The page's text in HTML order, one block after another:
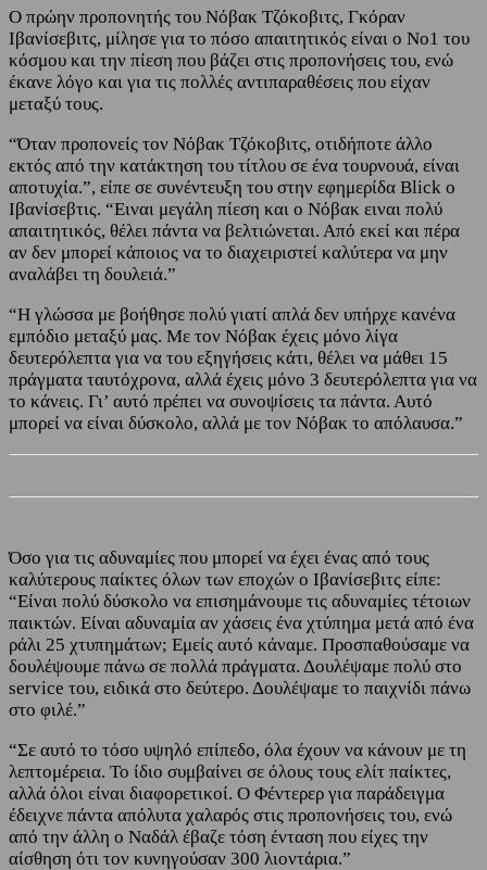
Ο πρώην προπονητής του Νόβακ Τζόκοβιτς, Γκόραν
Ιβανίσεβιτς, μίλησε για το πόσο απαιτητικός είναι ο Νο1 του
κόσμου και την πίεση που βάζει στις προπονήσεις του, ενώ
έκανε λόγο και για τις πολλές αντιπαραθέσεις που είχαν
μεταξύ τους.
“Όταν προπονείς τον Νόβακ Τζόκοβιτς, οτιδήποτε άλλο
εκτός από την κατάκτηση του τίτλου σε ένα τουρνουά, είναι
αποτυχία.”, είπε σε συνέντευξη του στην εφημερίδα Blick ο
Ιβανίσεβτις. “Ειναι μεγάλη πίεση και ο Νόβακ ειναι πολύ
απαιτητικός, θέλει πάντα να βελτιώνεται. Από εκεί και πέρα
αν δεν μπορεί κάποιος να το διαχειριστεί καλύτερα να μην
αναλάβει τη δουλειά.”
“Η γλώσσα με βοήθησε πολύ γιατί απλά δεν υπήρχε κανένα
εμπόδιο μεταξύ μας. Με τον Νόβακ έχεις μόνο λίγα
δευτερόλεπτα για να του εξηγήσεις κάτι, θέλει να μάθει 15
πράγματα ταυτόχρονα, αλλά έχεις μόνο 3 δευτερόλεπτα για να
το κάνεις. Γι’ αυτό πρέπει να συνοψίσεις τα πάντα. Αυτό
μπορεί να είναι δύσκολο, αλλά με τον Νόβακ το απόλαυσα.”
Όσο για τις αδυναμίες που μπορεί να έχει ένας από τους
καλύτερους παίκτες όλων των εποχών ο Ιβανίσεβιτς είπε:
“Είναι πολύ δύσκολο να επισημάνουμε τις αδυναμίες τέτοιων
παικτών. Είναι αδυναμία αν χάσεις ένα χτύπημα μετά από ένα
ράλι 25 χτυπημάτων; Εμείς αυτό κάναμε. Προσπαθούσαμε να
δουλέψουμε πάνω σε πολλά πράγματα. Δουλέψαμε πολύ στο
service του, ειδικά στο δεύτερο. Δουλέψαμε το παιχνίδι πάνω
στο φιλέ.”
“Σε αυτό το τόσο υψηλό επίπεδο, όλα έχουν να κάνουν με τη
λεπτομέρεια. Το ίδιο συμβαίνει σε όλους τους ελίτ παίκτες,
αλλά όλοι είναι διαφορετικοί. Ο Φέντερερ για παράδειγμα
έδειχνε πάντα απόλυτα χαλαρός στις προπονήσεις του, ενώ
από την άλλη ο Ναδάλ έβαζε τόση ένταση που είχες την
αίσθηση ότι τον κυνηγούσαν 300 λιοντάρια.”